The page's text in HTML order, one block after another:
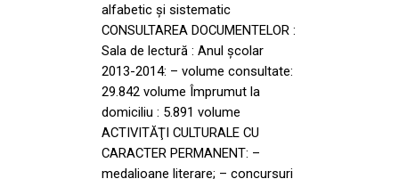
alfabetic şi sistematic
CONSULTAREA DOCUMENTELOR :
Sala de lectură : Anul şcolar
2013-2014: – volume consultate:
29.842 volume Împrumut la
domiciliu : 5.891 volume
ACTIVITĂŢI CULTURALE CU
CARACTER PERMANENT: –
medalioane literare; – concursuri